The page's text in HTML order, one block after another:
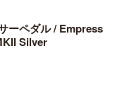
ーペダル / Empress
Silver